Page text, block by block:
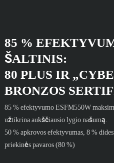
85 %
ŠALTINIS:
80 PLUS IR
BRONZOS
85 % efektyvumo ESFM550W
užtikrina aukščiausio lygio našumą.
50 % apkrovos efektyvumas, 8 %
priekinės pavaros (80 %)